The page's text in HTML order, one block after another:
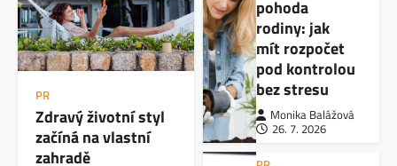
PR
Zdravý životní styl
začíná na vlastní
zahradě
pohoda
rodiny: jak
mít rozpočet
pod kontrolou
bez stresu
Monika Balážová
26. 7. 2026